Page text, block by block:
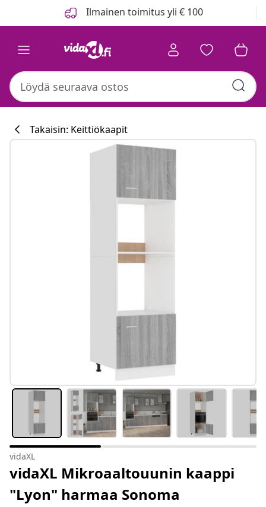
Ilmainen toimitus yli € 100
Takaisin: Keittiökaapit
vidaXL
vidaXL Mikroaaltouunin kaappi
"Lyon" harmaa Sonoma